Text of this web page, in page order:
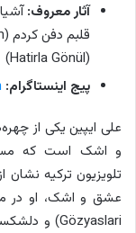
آثار معروف:
(Hatirla Gönül)
پیج اینستاگرام:
علی ایپین یکی از
و اشک است که
تلویزیون ترکیه